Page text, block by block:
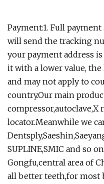
Payment:1. Full
will send the tracking
your payment address
it with a lower value,
and may not apply to
country.Our main
locator.Meanwhile we
SUPLINE,SMIC and so
Gongfu,central area of
all better teeth,for most